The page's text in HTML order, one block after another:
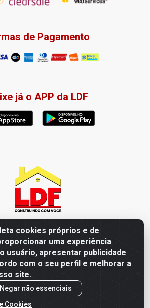
cookies próprios e de
uma experiência
usuário, apresentar publicidade
com o seu perfil e melhorar a
site.
Negar não essenciais
Cookies
de Pagamento
já o APP da LDF
R. Hortência Helena Amorim Brito, 1343 -
- PB / CEP 58102-660 - CNPJ
57.477.123/0001-35